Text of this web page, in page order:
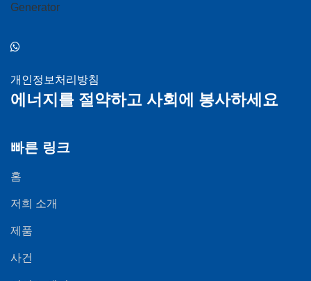
개인정보처리방침
에너지를 절약하고 사회에 봉사하세요
빠른 링크
홈
저희 소개
제품
사건